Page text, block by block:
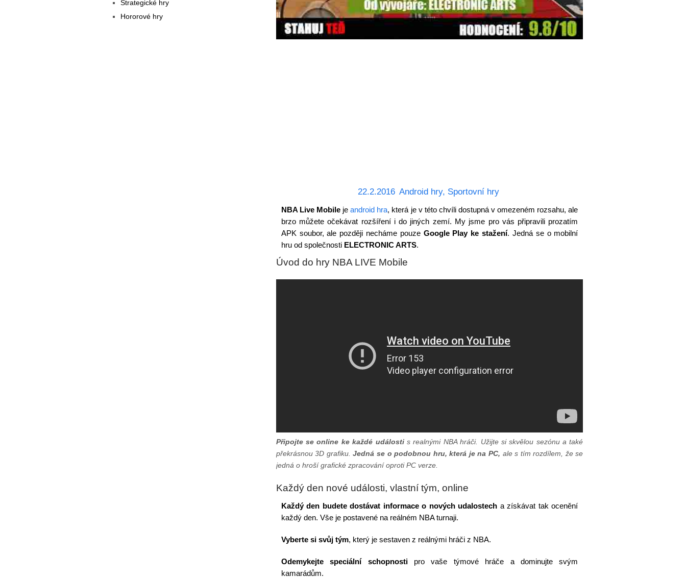
22.2.2016 Android hry, Sportovní hry
NBA Live Mobilejeandroid hra, která je v této chvíli dostupná v omezeném rozsahu, ale
brzo můžete očekávat rozšíření i do jiných zemí. My jsme pro vás připravili prozatím
APK soubor, ale později necháme pouze Google Play ke stažení. Jedná se o mobilní
hru od společnosti ELECTRONIC ARTS.
Úvod do hry NBA LIVE Mobile
Připojte se online ke každé událostis realnými NBA hráči. Užijte si skvělou sezónu a také
překrásnou 3D grafiku.Jedná se o podobnou hru, která je na PC, ale s tím rozdílem, že se
jedná o hroší grafické zpracování oproti PC verze.
Každý den nové události, vlastní tým, online
Každý den budete dostávat informace o nových udalostech a získávat tak ocenění
každý den. Vše je postavené na reálném NBA turnaji.
Vyberte si svůj tým, který je sestaven z reálnými hráči z NBA.
Odemykejte speciální schopnostipro vaše týmové hráče a dominujte svým
kamarádům.
Strategické hry
Hororové hry